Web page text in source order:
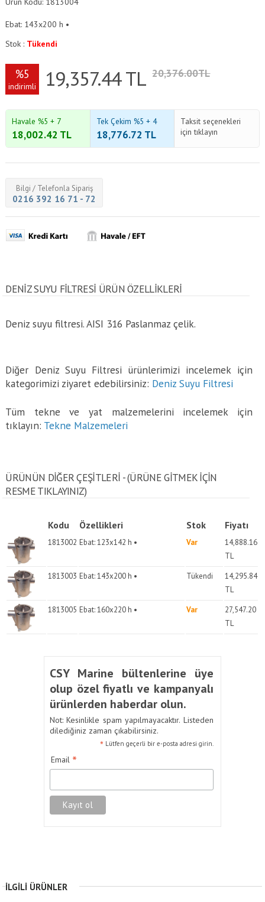
Ebat: 143x200 h •
Stok : Tükendi
%5
indirimli 19,357.44TL 20,376.00TL
Havale %5 + 7
18,002.42 TL
Tek Çekim %5 + 4
18,776.72 TL
Taksit seçenekleri
için tıklayın
Bilgi / Telefonla Sipariş
0216 392 16 71 - 72
DENIZ SUYU FILTRESI ÜRÜN ÖZELLİKLERİ
Deniz suyu filtresi. AISI 316 Paslanmaz çelik.
Diğer Deniz Suyu Filtresi ürünlerimizi incelemek için
kategorimizi ziyaret edebilirsiniz: Deniz Suyu Filtresi
Tüm tekne ve yat malzemelerini incelemek için
tıklayın: Tekne Malzemeleri
ÜRÜNÜN DİĞER ÇEŞİTLERİ - (ÜRÜNE GITMEK IÇIN
RESME TIKLAYINIZ)
Kodu Özellikleri Stok Fiyatı
1813002 Ebat: 123x142 h • Var
14,888.16
TL
1813003 Ebat: 143x200 h • Tükendi
14,295.84
TL
1813005 Ebat: 160x220 h • Var
27,547.20
TL
CSY Marine bültenlerine üye
olup özel fiyatlı ve kampanyalı
ürünlerden haberdar olun.
Not: Kesinlikle spam yapılmayacaktır. Listeden
dilediğiniz zaman çıkabilirsiniz.
* Lütfen geçerli bir e-posta adresi girin.
Email *
İLGILI ÜRÜNLER